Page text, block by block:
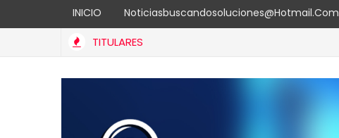
INICIO Noticiasbuscandosoluciones@hotmail.com
TITULARES